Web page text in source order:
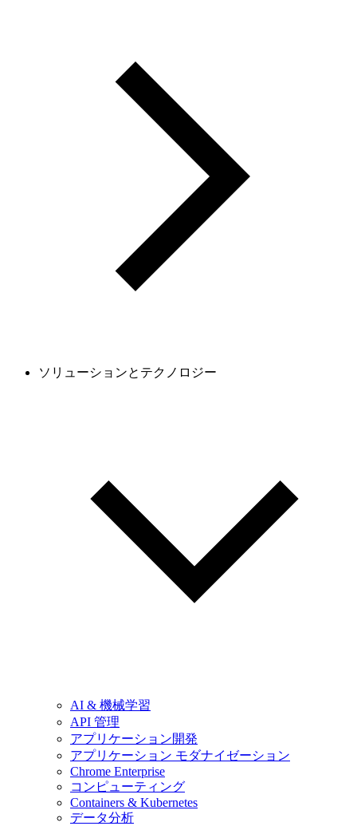
ソリューションとテクノロジー
AI & 機械学習
API 管理
アプリケーション開発
アプリケーション モダナイゼーション
Chrome Enterprise
コンピューティング
Containers & Kubernetes
データ分析